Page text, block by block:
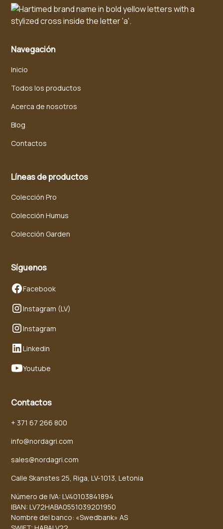
Navegación
Inicio
Todos los productos
Acerca de nosotros
Blog
Contactos
Líneas de productos
Colección Pro
Colección Humus
Colección Garden
Síguenos
Facebook
Instagram (LV)
Instagram
Linkedin
Youtube
Contactos
+ 371 67 266 800
info@nordagri.com
sales@nordagri.com
Calle Skanstes 25, Riga, LV-1013, Letonia
Número de IVA: LV40103841894
IBAN: LV72HABA0551039201950
Nombre del banco: «Swedbank» AS